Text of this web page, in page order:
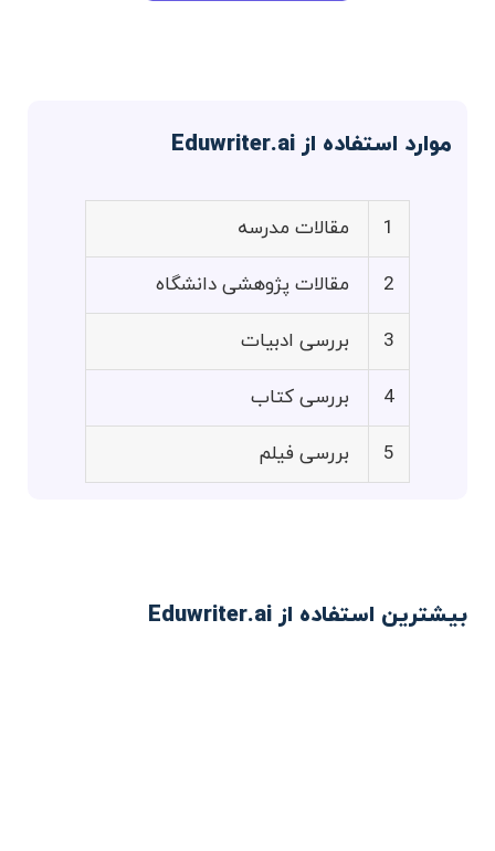
موارد استفاده از Eduwriter.ai
1 مقالات مدرسه
2 مقالات پژوهشی دانشگاه
3 بررسی ادبیات
4 بررسی کتاب
5 بررسی فیلم
بیشترین استفاده از Eduwriter.ai